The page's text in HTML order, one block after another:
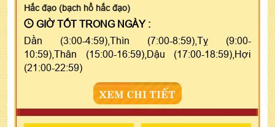
Hắc đạo (bạch hổ hắc đạo)
GIỜ TỐT TRONG NGÀY :
Dần (3:00-4:59),Thìn (7:00-8:59),Tỵ (9:00-
10:59),Thân (15:00-16:59),Dậu (17:00-18:59),Hợi
(21:00-22:59)
XEM CHI TIẾT